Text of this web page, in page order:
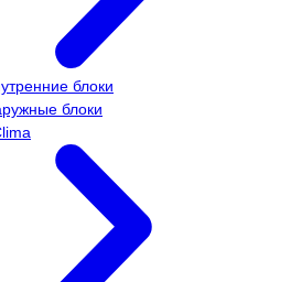
блоки
блоки